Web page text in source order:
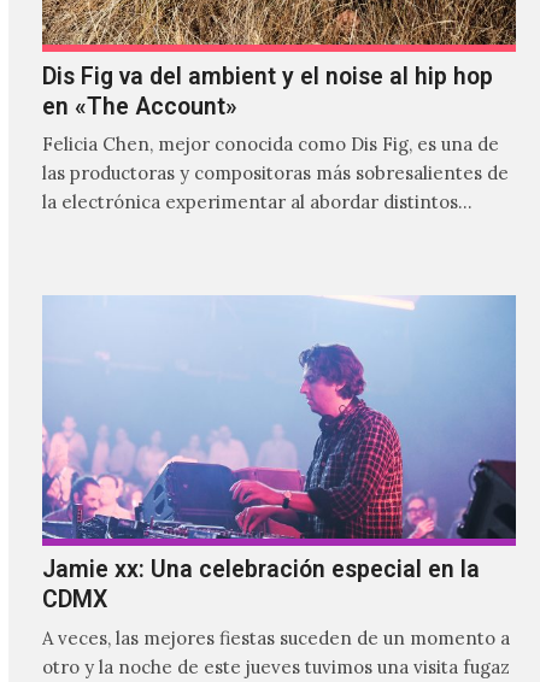
Dis Fig va del ambient y el noise al hip hop
en «The Account»
Felicia Chen, mejor conocida como Dis Fig, es una de
las productoras y compositoras más sobresalientes de
la electrónica experimentar al abordar distintos
Jamie xx: Una celebración especial en la
CDMX
A veces, las mejores fiestas suceden de un momento a
otro y la noche de este jueves tuvimos una visita fugaz